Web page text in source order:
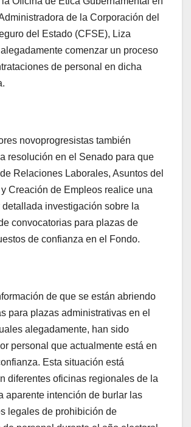
de la Corporación del
del Estado (CFSE), Liza
comenzar un proceso
de personal en dicha
novoprogresistas también
resolución en el Senado para que
Relaciones Laborales, Asuntos del
Creación de Empleos realice una
investigación sobre la
convocatorias para plazas de
de confianza en el Fondo.
de que se están abriendo
para plazas administrativas en el
alegadamente, han sido
personal que actualmente está en
Esta situación está
diferentes oficinas regionales de la
aparente intención de burlar las
legales de prohibición de